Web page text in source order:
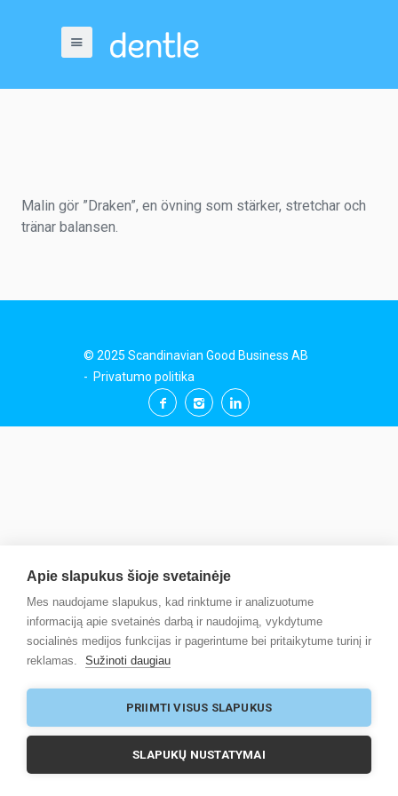
Malin gör ”Draken”, en övning som stärker, stretchar och
tränar balansen.
© 2025 Scandinavian Good Business AB
- Privatumo politika
Apie slapukus šioje svetainėje
Mes naudojame slapukus, kad rinktume ir analizuotume
informaciją apie svetainės darbą ir naudojimą, vykdytume
socialinės medijos funkcijas ir pagerintume bei pritaikytume turinį ir
reklamas.
Sužinoti daugiau
PRIIMTI VISUS SLAPUKUS
SLAPUKŲ NUSTATYMAI